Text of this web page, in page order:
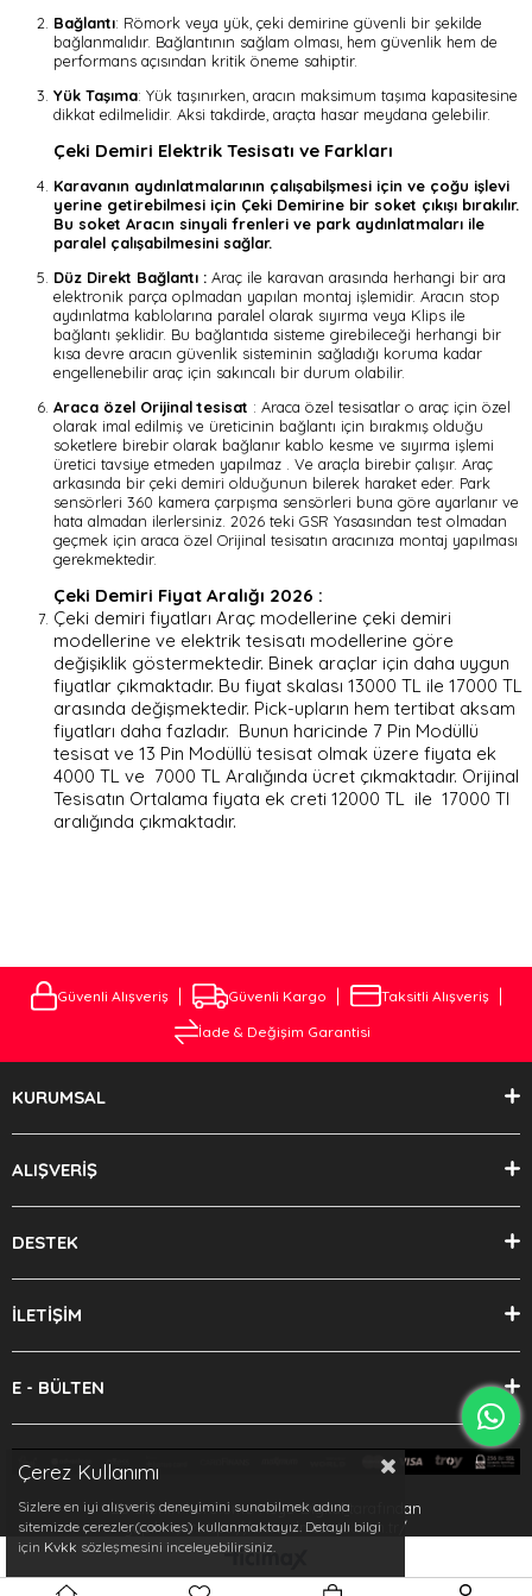
Bağlantı: Römork veya yük, çeki demirine güvenli bir şekilde
bağlanmalıdır. Bağlantının sağlam olması, hem güvenlik hem de
performans açısından kritik öneme sahiptir.
Yük Taşıma: Yük taşınırken, aracın maksimum taşıma kapasitesine
dikkat edilmelidir. Aksi takdirde, araçta hasar meydana gelebilir.
Çeki Demiri Elektrik Tesisatı ve Farkları
Karavanın aydınlatmalarının çalışabilşmesi için ve çoğu işlevi
yerine getirebilmesi için Çeki Demirine bir soket çıkışı bırakılır.
Bu soket Aracın sinyali frenleri ve park aydınlatmaları ile
paralel çalışabilmesini sağlar.
Düz Direkt Bağlantı : Araç ile karavan arasında herhangi bir ara
elektronik parça oplmadan yapılan montaj işlemidir. Aracın stop
aydınlatma kablolarına paralel olarak sıyırma veya Klips ile
bağlantı şeklidir. Bu bağlantıda sisteme girebileceği herhangi bir
kısa devre aracın güvenlik sisteminin sağladığı koruma kadar
engellenebilir araç için sakıncalı bir durum olabilir.
Araca özel Orijinal tesisat : Araca özel tesisatlar o araç için özel
olarak imal edilmiş ve üreticinin bağlantı için bırakmış olduğu
soketlere birebir olarak bağlanır kablo kesme ve sıyırma işlemi
üretici tavsiye etmeden yapılmaz . Ve araçla birebir çalışır. Araç
arkasında bir çeki demiri olduğunun bilerek haraket eder. Park
sensörleri 360 kamera çarpışma sensörleri buna göre ayarlanır ve
hata almadan ilerlersiniz. 2026 teki GSR Yasasından test olmadan
geçmek için araca özel Orijinal tesisatın aracınıza montaj yapılması
gerekmektedir.
Çeki Demiri Fiyat Aralığı 2026 :
Çeki demiri fiyatları Araç modellerine çeki demiri
modellerine ve elektrik tesisatı modellerine göre
değişiklik göstermektedir. Binek araçlar için daha uygun
fiyatlar çıkmaktadır. Bu fiyat skalası 13000 TL ile 17000 TL
arasında değişmektedir. Pick-upların hem tertibat aksam
fiyatları daha fazladır. Bunun haricinde 7 Pin Modüllü
tesisat ve 13 Pin Modüllü tesisat olmak üzere fiyata ek
4000 TL ve 7000 TL Aralığında ücret çıkmaktadır. Orijinal
Tesisatın Ortalama fiyata ek creti 12000 TL ile 17000 Tl
aralığında çıkmaktadır.
Güvenli Alışveriş Güvenli Kargo
Taksitli Alışveriş
İade & Değişim Garantisi
KURUMSAL
ALIŞVERİŞ
DESTEK
İLETİŞİM
E - BÜLTEN
Bu sitenin kurulumuKeyo Digital
tarafından
yapılmıştır.https://www.dmsauto.com.tr/
Çerez Kullanımı
Sizlere en iyi alışveriş deneyimini sunabilmek adına
sitemizde çerezler(cookies) kullanmaktayız. Detaylı bilgi
için Kvkk sözleşmesini inceleyebilirsiniz.